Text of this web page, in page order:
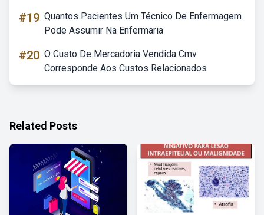
#19 Quantos Pacientes Um Técnico De Enfermagem
Pode Assumir Na Enfermaria
#20 O Custo De Mercadoria Vendida Cmv
Corresponde Aos Custos Relacionados
Related Posts